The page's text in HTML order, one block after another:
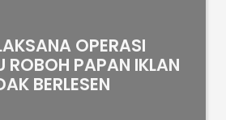
OPERASI
ROBOH PAPAN IKLAN
BERLESEN